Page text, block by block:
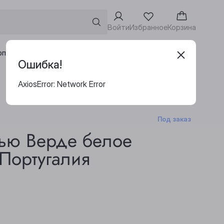
ВойтиИзбранноеКорзина
клиентам Адреса винотек
Под заказ
Верде белое
Ошибка!
AxiosError: Network Error